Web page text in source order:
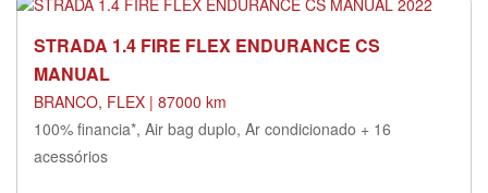
STRADA 1.4 FIRE FLEX ENDURANCE CS
MANUAL
BRANCO, FLEX | 87000 km
100% financia*, Air bag duplo, Ar condicionado + 16
acessórios